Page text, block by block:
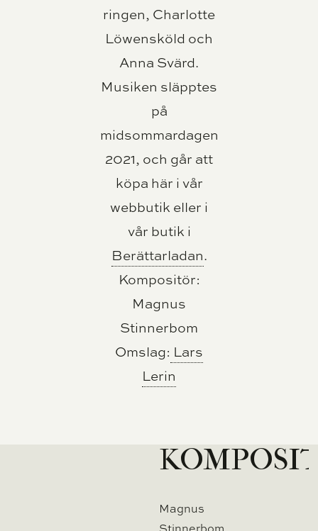
ringen, Charlotte
Löwensköld och
Anna Svärd.
Musiken släpptes
på
midsommardagen
2021, och går att
köpa här i vår
webbutik eller i
vår butik i
Berättarladan.
Kompositör:
Magnus
Stinnerbom
Omslag: Lars
Lerin
Magnus